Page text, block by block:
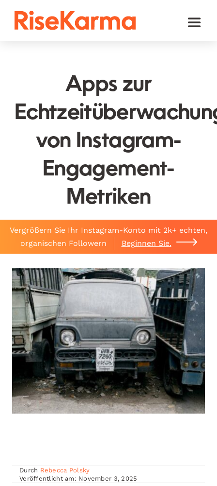
Toggle
Youtube
Twitter (𝕏)
Andere
Warenkorb
Apps zur
von Instagram-
Engagement-
Metriken
Vergrößern Sie Ihr Instagram-Konto mit 2k+ echten,
organischen Followern
Beginnen Sie.
Durch Rebecca Polsky
Veröffentlicht am: November 3, 2025